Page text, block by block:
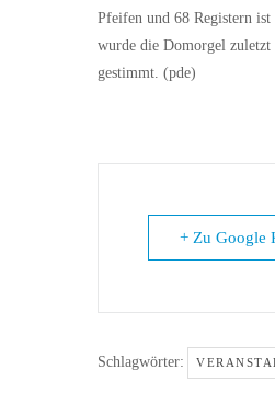
Pfeifen und 68 Registern
wurde die Domorgel zuletzt
gestimmt. (pde)
+ Zu Google
Schlagwörter: